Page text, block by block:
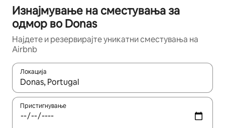
Изнајмување на сместувања за
одмор во Donas
Најдете и резервирајте уникатни сместувања на
Airbnb
Локација
Кога резултатите се достапни, движете се со копчињата
Пристигнување